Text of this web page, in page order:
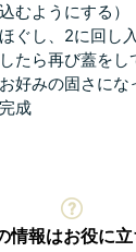
むようにする）
ぐし、2に回し
たら再び蓋をし
好みの固さにな
成
情報はお役に